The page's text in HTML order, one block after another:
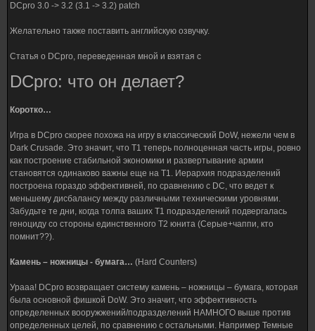
DCpro 3.0 -> 3.2 (3.1 -> 3.2) patch
Желательно также поставить английскую озвучку.
Статья о DCpro, переведенная мной и взятая с
DCpro: что он делает?
Коротко…
Игра в DCpro скорее похожа на игру в классический DoW, нежели чем в
Dark Crusade. Это значит, что Т1 теперь полноценная часть игры, ровно
как построение стабильной экономики и развертывание армии
становятся одинаково важны еще на Т1. Иерархия подразделений
построена гораздо эффективней, по сравнению с DC, что ведет к
меньшему дисбалансу между различными техническими уровнями.
Забудьте те дни, когда толпа ваших Т1 подразделений подвергалась
геноциду со стороны единственного Т2 юнита (Серые+чаппи, кто
помнит??).
Камень – ножницы - бумага… (Hard Counters)
Урааа! DCpro возвращает систему камень – ножницы – бумага, которая
была основной фишкой DoW. Это значит, что эффективность
определенных вооружжений/подразделений НАМНОГО выше против
определенных целей, по сравнению с остальными. Например Темные